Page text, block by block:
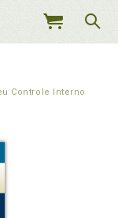
MEU
Controle Interno